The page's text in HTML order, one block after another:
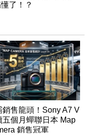
了！？
銷售龍頭！Sony A7 V
五個月蟬聯日本 Map
銷售冠軍